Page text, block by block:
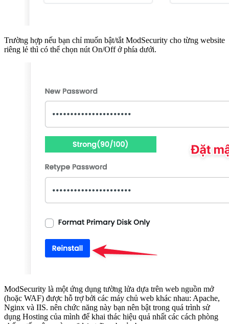
Trường hợp nếu bạn chỉ muốn bật/tắt ModSecurity cho từng website
riêng lẻ thì có thể chọn nút On/Off ở phía dưới.
ModSecurity là một ứng dụng tường lửa dựa trên web nguồn mở
(hoặc WAF) được hỗ trợ bởi các máy chủ web khác nhau: Apache,
Nginx và IIS. nên chức năng này bạn nên bật trong quá trình sử
dụng Hosting của mình để khai thác hiệu quả nhất các cách phòng